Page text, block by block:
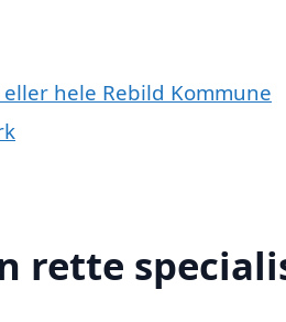
hele Rebild Kommune
rette